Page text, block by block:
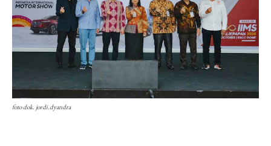
foto dok. jordi.dyandra